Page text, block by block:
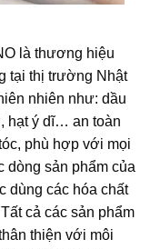
là thương hiệu
tại thị trường Nhật
nhiên như: dầu
hạt ý dĩ… an toàn
phù hợp với mọi
dòng sản phẩm của
dùng các hóa chất
cả các sản phẩm
thiện với môi